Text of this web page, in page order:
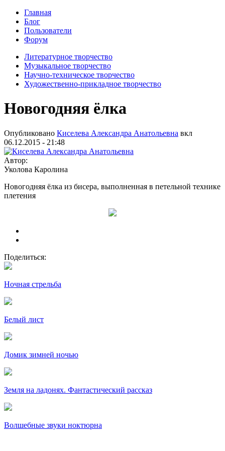
Главная
Блог
Пользователи
Форум
Литературное творчество
Музыкальное творчество
Научно-техническое творчество
Художественно-прикладное творчество
Новогодняя ёлка
Опубликовано Киселева Александра Анатольевна вкл
06.12.2015 - 21:48
Автор:
Уколова Каролина
Новогодняя ёлка из бисера, выполненная в петельной технике
плетения
Поделиться:
Ночная стрельба
Белый лист
Домик зимней ночью
Земля на ладонях. Фантастический рассказ
Волшебные звуки ноктюрна